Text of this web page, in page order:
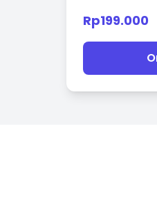
Rp199.000